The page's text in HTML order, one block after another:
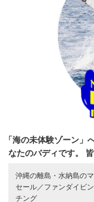
「海の未体験ゾーン」
なたのバディです。
沖縄の離島・水納島の
セール／ ファンダイビ
チング